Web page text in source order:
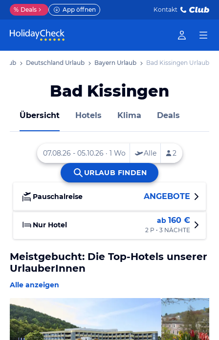
% Deals App öffnen Kontakt
Deutschland Urlaub Bayern Urlaub Bad Kissingen Urlaub
Bad Kissingen
Übersicht Hotels Klima Deals
Pauschalreise ANGEBOTE
Nur Hotel ab 160 €
2 P • 3 NÄCHTE
Meistgebucht: Die Top-Hotels unserer
UrlauberInnen
Alle anzeigen